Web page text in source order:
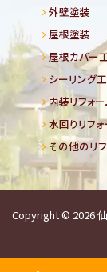
外壁塗装
屋根塗装
屋根カバー
シーリング
内装リフォ
水回りリフ
その他のリ
Copyright © 2026